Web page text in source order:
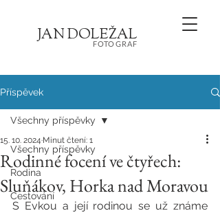
JANDOLEŽAL
FOTOGRAF
Příspěvek
Všechny příspěvky
Rodina
Cestování
Všechny příspěvky
Rodinné focení ve čtyřech:
Sluňákov, Horka nad Moravou
15. 10. 2024 Minut čtení: 1
S Evkou a její rodinou se už známe